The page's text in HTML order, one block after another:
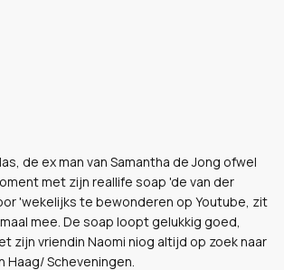
de ex man van Samantha de Jong ofwel
met zijn reallife soap 'de van der
'wekelijks te bewonderen op Youtube, zit
mee. De soap loopt gelukkig goed,
zijn vriendin Naomi niog altijd op zoek naar
Haag/ Scheveningen.